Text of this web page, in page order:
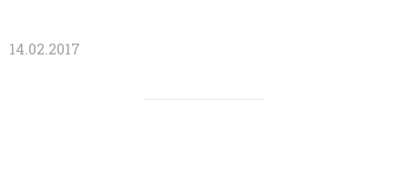
14.02.2017